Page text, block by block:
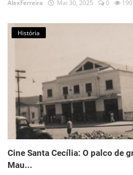
AlexFerreira Mai 30, 2025 0
História
Cine Santa Cecília: O palco de
Mau...